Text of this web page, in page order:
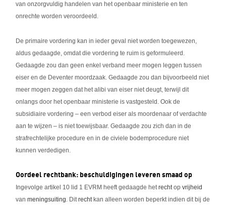
van onzorgvuldig handelen van het openbaar ministerie en ten
onrechte worden veroordeeld.
De primaire vordering kan in ieder geval niet worden toegewezen,
aldus gedaagde, omdat die vordering te ruim is geformuleerd.
Gedaagde zou dan geen enkel verband meer mogen leggen tussen
eiser en de Deventer moordzaak. Gedaagde zou dan bijvoorbeeld niet
meer mogen zeggen dat het alibi van eiser niet deugt, terwijl dit
onlangs door het openbaar ministerie is vastgesteld. Ook de
subsidiaire vordering – een verbod eiser als moordenaar of verdachte
aan te wijzen – is niet toewijsbaar. Gedaagde zou zich dan in de
strafrechtelijke procedure en in de civiele bodemprocedure niet
kunnen verdedigen.
Oordeel rechtbank: beschuldigingen leveren smaad op
Ingevolge artikel 10 lid 1 EVRM heeft gedaagde hetrechtopvrijheid
vanmeningsuiting. Ditrechtkan alleen worden beperkt indien dit bij de